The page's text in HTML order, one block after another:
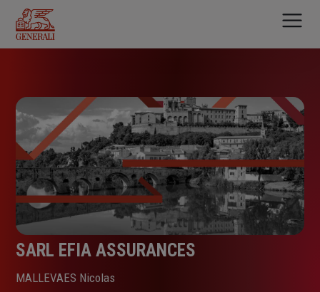
contenu
principal
SARL EFIA ASSURANCES
MALLEVAES Nicolas